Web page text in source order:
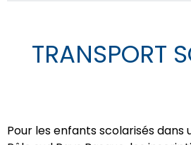
TRANSPORT
Pour les enfants scolarisés dans